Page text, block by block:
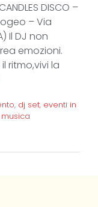
DISCO –
– Via
Il DJ non
emozioni.
ritmo,vivi la
, dj set, eventi in
musica